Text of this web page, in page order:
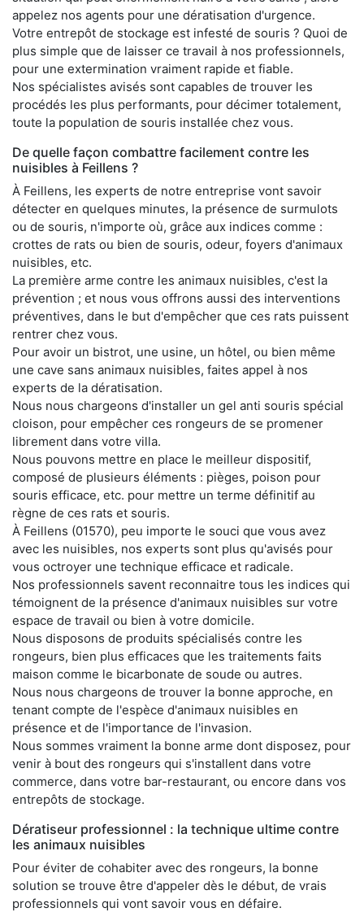
appelez nos agents pour une dératisation d'urgence.
Votre entrepôt de stockage est infesté de souris ? Quoi de
plus simple que de laisser ce travail à nos professionnels,
pour une extermination vraiment rapide et fiable.
Nos spécialistes avisés sont capables de trouver les
procédés les plus performants, pour décimer totalement,
toute la population de souris installée chez vous.
De quelle façon combattre facilement contre les
nuisibles à Feillens ?
À Feillens, les experts de notre entreprise vont savoir
détecter en quelques minutes, la présence de surmulots
ou de souris, n'importe où, grâce aux indices comme :
crottes de rats ou bien de souris, odeur, foyers d'animaux
nuisibles, etc.
La première arme contre les animaux nuisibles, c'est la
prévention ; et nous vous offrons aussi des interventions
préventives, dans le but d'empêcher que ces rats puissent
rentrer chez vous.
Pour avoir un bistrot, une usine, un hôtel, ou bien même
une cave sans animaux nuisibles, faites appel à nos
experts de la dératisation.
Nous nous chargeons d'installer un gel anti souris spécial
cloison, pour empêcher ces rongeurs de se promener
librement dans votre villa.
Nous pouvons mettre en place le meilleur dispositif,
composé de plusieurs éléments : pièges, poison pour
souris efficace, etc. pour mettre un terme définitif au
règne de ces rats et souris.
À Feillens (01570), peu importe le souci que vous avez
avec les nuisibles, nos experts sont plus qu'avisés pour
vous octroyer une technique efficace et radicale.
Nos professionnels savent reconnaitre tous les indices qui
témoignent de la présence d'animaux nuisibles sur votre
espace de travail ou bien à votre domicile.
Nous disposons de produits spécialisés contre les
rongeurs, bien plus efficaces que les traitements faits
maison comme le bicarbonate de soude ou autres.
Nous nous chargeons de trouver la bonne approche, en
tenant compte de l'espèce d'animaux nuisibles en
présence et de l'importance de l'invasion.
Nous sommes vraiment la bonne arme dont disposez, pour
venir à bout des rongeurs qui s'installent dans votre
commerce, dans votre bar-restaurant, ou encore dans vos
entrepôts de stockage.
Dératiseur professionnel : la technique ultime contre
les animaux nuisibles
Pour éviter de cohabiter avec des rongeurs, la bonne
solution se trouve être d'appeler dès le début, de vrais
professionnels qui vont savoir vous en défaire.